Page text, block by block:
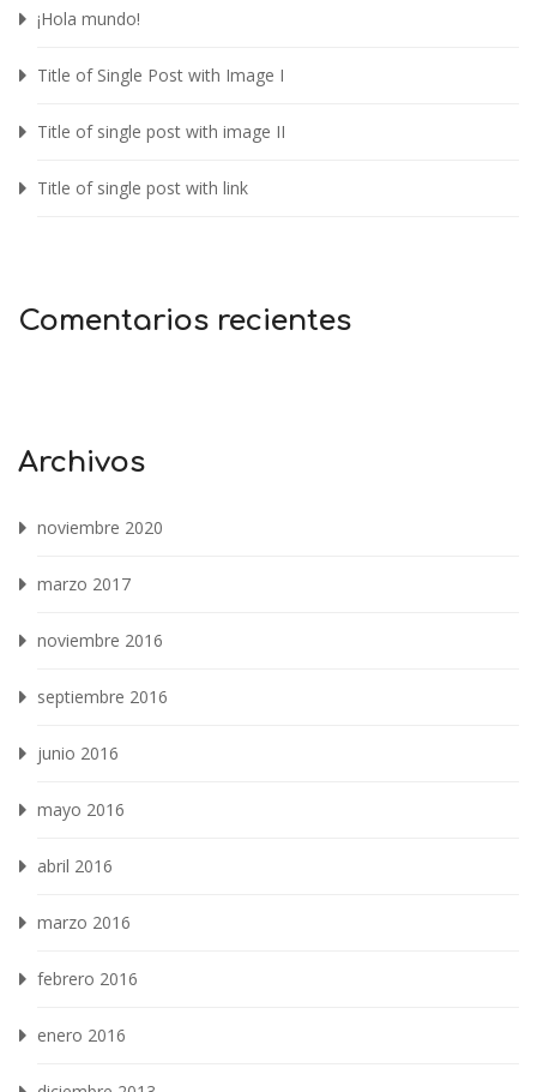
¡Hola mundo!
Title of Single Post with Image I
Title of single post with image II
Title of single post with link
Comentarios recientes
Archivos
noviembre 2020
marzo 2017
noviembre 2016
septiembre 2016
junio 2016
mayo 2016
abril 2016
marzo 2016
febrero 2016
enero 2016